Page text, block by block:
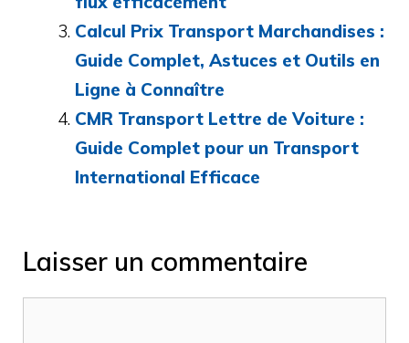
Calcul Prix Transport Marchandises :
Guide Complet, Astuces et Outils en
Ligne à Connaître
CMR Transport Lettre de Voiture :
Guide Complet pour un Transport
International Efficace
Laisser un commentaire